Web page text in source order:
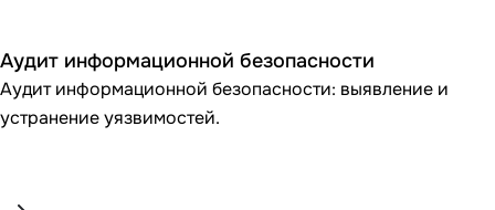
Аудит информационной безопасности
Аудит информационной безопасности: выявление и
устранение уязвимостей.